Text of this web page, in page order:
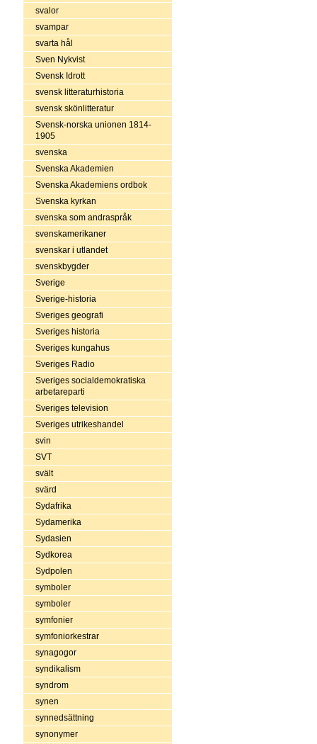
svalor
svampar
svarta hål
Sven Nykvist
Svensk Idrott
svensk litteraturhistoria
svensk skönlitteratur
Svensk-norska unionen 1814-
1905
svenska
Svenska Akademien
Svenska Akademiens ordbok
Svenska kyrkan
svenska som andraspråk
svenskamerikaner
svenskar i utlandet
svenskbygder
Sverige
Sverige-historia
Sveriges geografi
Sveriges historia
Sveriges kungahus
Sveriges Radio
Sveriges socialdemokratiska
arbetareparti
Sveriges television
Sveriges utrikeshandel
svin
SVT
svält
svärd
Sydafrika
Sydamerika
Sydasien
Sydkorea
Sydpolen
symboler
symboler
symfonier
symfoniorkestrar
synagogor
syndikalism
syndrom
synen
synnedsättning
synonymer